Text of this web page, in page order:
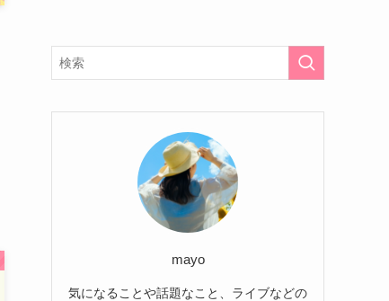
mayo
気になることや話題なこと、ライブなどの